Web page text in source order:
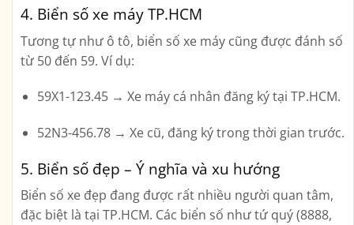
4. Biển số xe máy TP.HCM
Tương tự như ô tô, biển số xe máy cũng được đánh số
từ 50 đến 59. Ví dụ:
59X1-123.45→ Xe máy cá nhân đăng ký tại TP.HCM.
52N3-456.78→ Xe cũ, đăng ký trong thời gian trước.
5. Biển số đẹp – Ý nghĩa và xu hướng
Biển số xe đẹp đang được rất nhiều người quan tâm,
đặc biệt là tại TP.HCM. Các biển số như tứ quý (8888,